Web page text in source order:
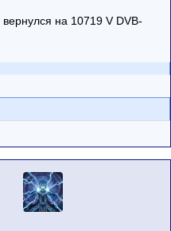
вернулся на 10719 V DVB-